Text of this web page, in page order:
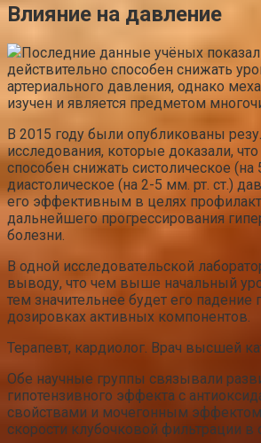
Влияние на давление
Последние данные учёных
действительно способен снижать
артериального давления, однако
изучен и является предметом
В 2015 году были опубликованы
исследования, которые доказали,
способен снижать систолическое (на
диастолическое (на 2-5 мм. рт. ст.)
его эффективным в целях
дальнейшего прогрессирования
болезни.
В одной исследовательской
выводу, что чем выше начальный
тем значительнее будет его падение
дозировках активных компонентов.
Терапевт, кардиолог. Врач высшей
Обе научные группы связывали
гипотензивного эффекта с
свойствами и мочегонным
скорости клубочковой фильтрации в